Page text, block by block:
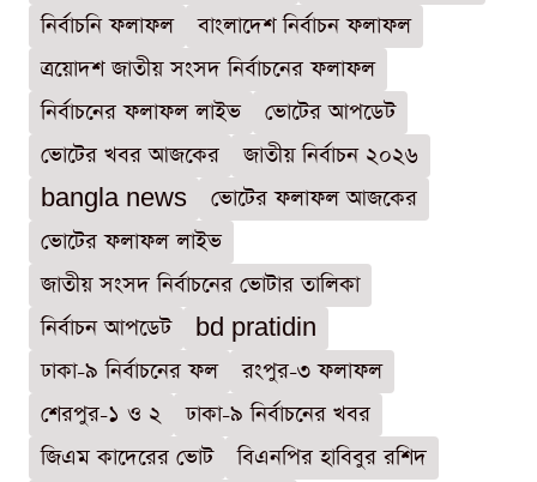
নির্বাচনি ফলাফল
বাংলাদেশ নির্বাচন ফলাফল
ত্রয়োদশ জাতীয় সংসদ নির্বাচনের ফলাফল
নির্বাচনের ফলাফল লাইভ
ভোটের আপডেট
ভোটের খবর আজকের
জাতীয় নির্বাচন ২০২৬
bangla news
ভোটের ফলাফল আজকের
ভোটের ফলাফল লাইভ
জাতীয় সংসদ নির্বাচনের ভোটার তালিকা
নির্বাচন আপডেট
bd pratidin
ঢাকা-৯ নির্বাচনের ফল
রংপুর-৩ ফলাফল
শেরপুর-১ ও ২
ঢাকা-৯ নির্বাচনের খবর
জিএম কাদেরের ভোট
বিএনপির হাবিবুর রশিদ